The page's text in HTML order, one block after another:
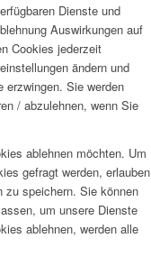
Dienste und
Auswirkungen auf
Cookies jederzeit
ändern und
erzwingen. Sie werden
/ abzulehnen, wenn Sie
ablehnen möchten. Um
gefragt werden, erlauben
zu speichern. Sie können
um unsere Dienste
ablehnen, werden alle